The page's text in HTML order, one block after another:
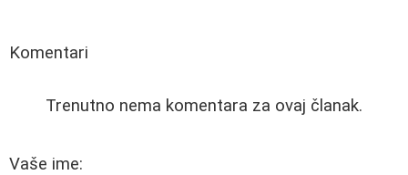
Komentari
Trenutno nema komentara za ovaj članak.
Vaše ime: